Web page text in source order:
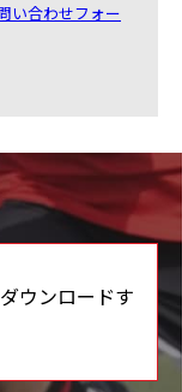
い合わせフォー
ウンロードす